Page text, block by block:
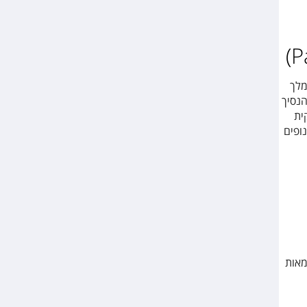
ונבנתה בשנת 1960 לכבוד יום הולדתו ה – 500 של הנסיך